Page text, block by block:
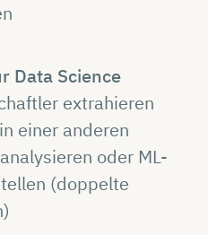
Data Science
extrahieren
einer anderen
oder ML-
(doppelte